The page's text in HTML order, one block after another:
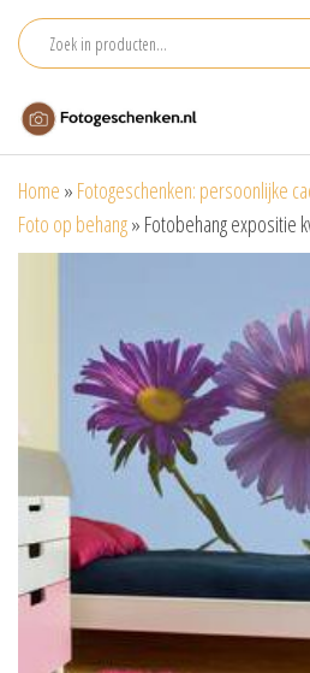
naar
inhoud
voor je foto
Home » Fotogeschenken: persoonlijke
Foto op behang» Fotobehang expositie